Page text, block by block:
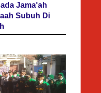
Jama'ah
Subuh Di